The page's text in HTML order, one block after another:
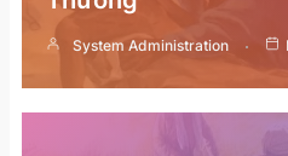
System Administration